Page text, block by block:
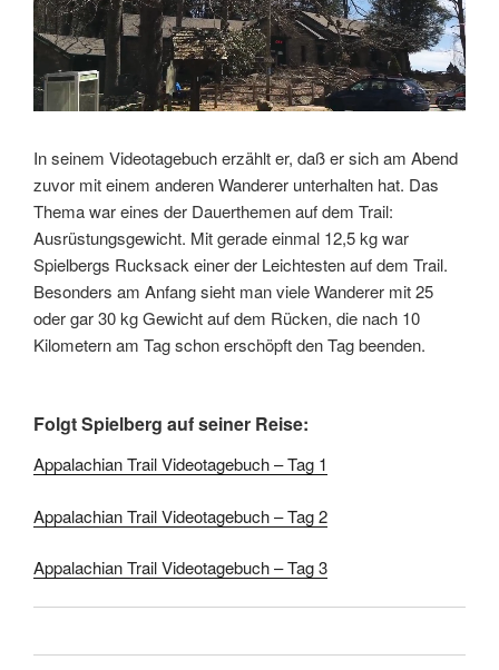
In seinem Videotagebuch erzählt er, daß er sich am Abend
zuvor mit einem anderen Wanderer unterhalten hat. Das
Thema war eines der Dauerthemen auf dem Trail:
Ausrüstungsgewicht. Mit gerade einmal 12,5 kg war
Spielbergs Rucksack einer der Leichtesten auf dem Trail.
Besonders am Anfang sieht man viele Wanderer mit 25
oder gar 30 kg Gewicht auf dem Rücken, die nach 10
Kilometern am Tag schon erschöpft den Tag beenden.
Folgt Spielberg auf seiner Reise:
Appalachian Trail Videotagebuch – Tag 1
Appalachian Trail Videotagebuch – Tag 2
Appalachian Trail Videotagebuch – Tag 3